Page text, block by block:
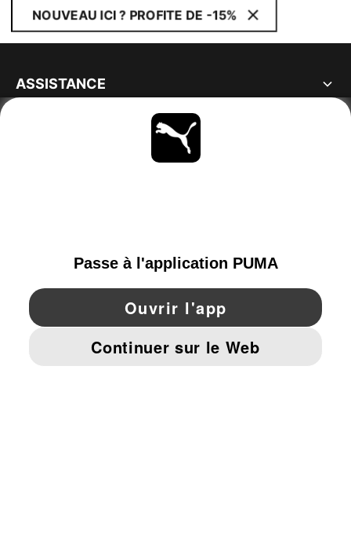
NOUVEAU ICI ? PROFITE DE -15%
ASSISTANCE
YouTube Twitter Pinterest
MENTIONS ET DONNÉES LÉGALES